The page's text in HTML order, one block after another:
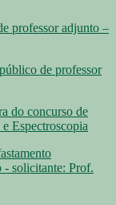
professor adjunto –
de professor
do concurso de
Espectroscopia
- solicitante: Prof.